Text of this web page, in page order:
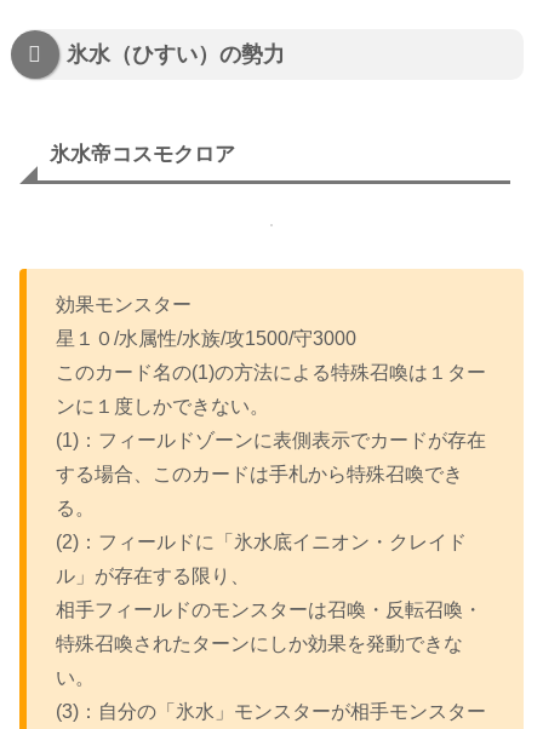
氷水（ひすい）の勢力
氷水帝コスモクロア
効果モンスター
星１０/水属性/水族/攻1500/守3000
このカード名の(1)の方法による特殊召喚は１ター
ンに１度しかできない。
(1)：フィールドゾーンに表側表示でカードが存在
する場合、このカードは手札から特殊召喚でき
る。
(2)：フィールドに「氷水底イニオン・クレイド
ル」が存在する限り、
相手フィールドのモンスターは召喚・反転召喚・
特殊召喚されたターンにしか効果を発動できな
い。
(3)：自分の「氷水」モンスターが相手モンスター